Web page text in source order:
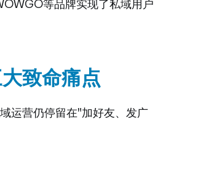
等品牌实现了私域用户
致命痛点
运营仍停留在"加好友、发广